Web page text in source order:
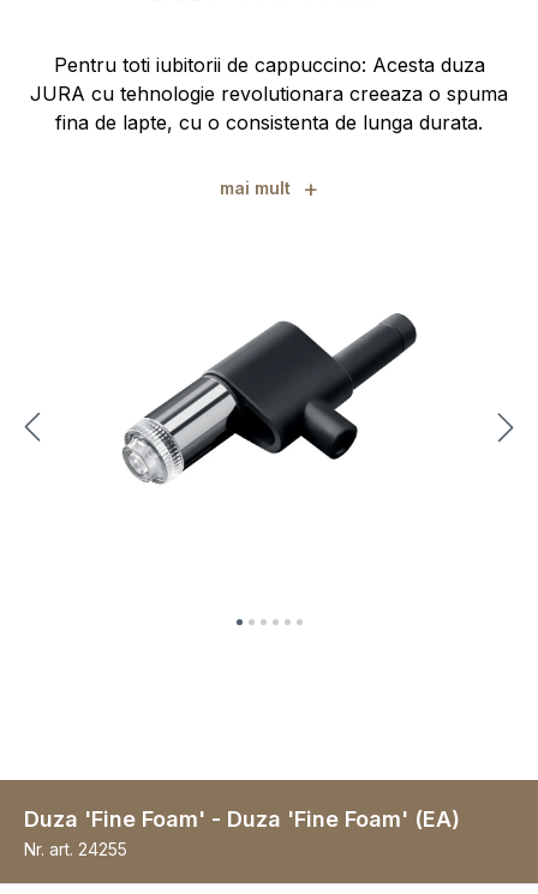
Pentru toti iubitorii de cappuccino: Acesta duza
JURA cu tehnologie revolutionara creeaza o spuma
fina de lapte, cu o consistenta de lunga durata.
mai mult +
Duza 'Fine Foam' - Duza 'Fine Foam' (EA)
Nr. art. 24255